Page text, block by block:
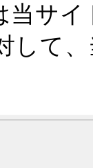
当サ
して